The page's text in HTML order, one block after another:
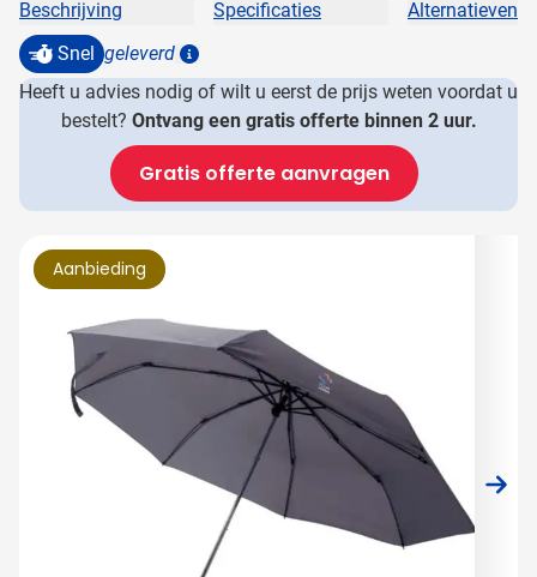
Snel
geleverd
Details
Beschrijving
Specificaties Alternatieven
Heeft u advies nodig of wilt u eerst de prijs weten voordat u
bestelt? Ontvang een gratis offerte binnen 2 uur.
Gratis offerte aanvragen
Aanbieding
Hoofdafbeelding
Klik om afbeelding op volledig scherm te bekijken